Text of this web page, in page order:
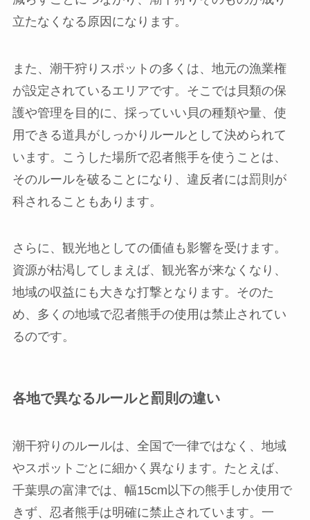
立たなくなる原因になります。
また、潮干狩りスポットの多くは、地元の漁業権
が設定されているエリアです。そこでは貝類の保
護や管理を目的に、採っていい貝の種類や量、使
用できる道具がしっかりルールとして決められて
います。こうした場所で忍者熊手を使うことは、
そのルールを破ることになり、違反者には罰則が
科されることもあります。
さらに、観光地としての価値も影響を受けます。
資源が枯渇してしまえば、観光客が来なくなり、
地域の収益にも大きな打撃となります。そのた
め、多くの地域で忍者熊手の使用は禁止されてい
るのです。
各地で異なるルールと罰則の違い
潮干狩りのルールは、全国で一律ではなく、地域
やスポットごとに細かく異なります。たとえば、
千葉県の富津では、幅15cm以下の熊手しか使用で
きず、忍者熊手は明確に禁止されています。一